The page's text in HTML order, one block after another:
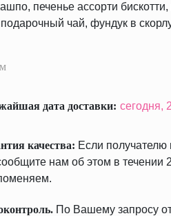
печенье ассорти
чай, фундук в
дата доставки: сегодня,
качества: Если получателю
нам об этом в течении
По Вашему запросу